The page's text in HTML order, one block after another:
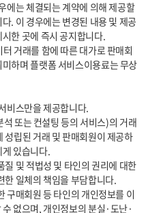
. 이 경우에는 변경된 내용 및 제공
한 곳에 즉시 공지합니다.
하며 플랫폼 서비스이용료는 무상
립된 거래 및 판매회원이 제공하
있습니다.
한 일체의 책임을 부담합니다.
없으며, 개인정보의 분실·도난·